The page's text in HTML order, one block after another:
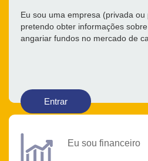
Eu sou uma empresa (privada
pretendo obter informações
angariar fundos no mercado de
Entrar
Eu sou financeiro